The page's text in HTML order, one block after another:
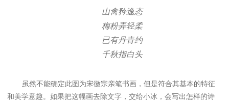
山禽矜逸态
梅粉弄轻柔
已有丹青约
千秋指白头
虽然不能确定此图为宋徽宗亲笔书画，但是符合其基本的特征
和美学意趣。如果把这幅画去除文字，交给小冰，会写出怎样的诗